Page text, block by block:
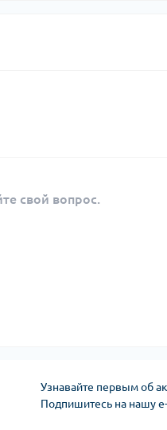
свой вопрос.
Узнавайте первым об
Подпишитесь на нашу